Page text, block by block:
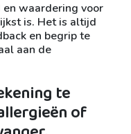
waardering voor
is. Het is altijd
en begrip te
aan de
te
of